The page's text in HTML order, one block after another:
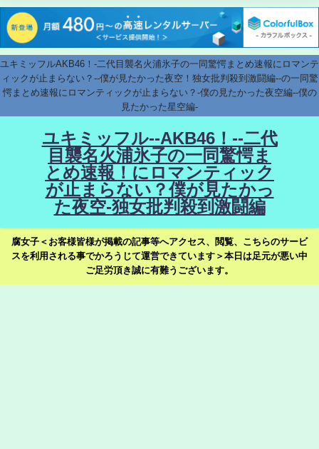
ユキミッフルAKB46！-二代目襲名火浦氷子の一同驚愕まとめ速報にロマンテ
ィックが止まらない？--僕が見たかった夜空！独女批判殺到激闘編--の一同驚
愕まとめ速報にロマンティックが止まらない？-僕の見たかった夜空編--僕の
見たかった星空編-
ユキミッフル--AKB46！--二代
目襲名火浦氷子の一同驚愕ま
とめ速報！にロマンティック
が止まらない？僕が見たかっ
た夜空-独女批判殺到激闘編
腐女子＜お客様皆様が掲載の記事等へアクセス、閲覧、こちらのサービ
スを利用される事でかろうじて運営できています＞本日は足元が悪い中
ご足労頂き誠に有難うございます。